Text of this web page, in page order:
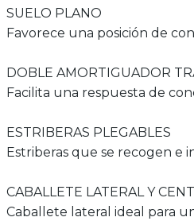
SUELO PLANO
Favorece una posición de
DOBLE AMORTIGUADOR
Facilita una respuesta de
ESTRIBERAS PLEGABLES
Estriberas que se recogen e
CABALLETE LATERAL Y
Caballete lateral ideal para